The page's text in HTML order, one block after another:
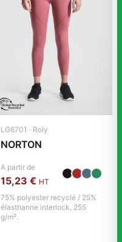
LG6701 · Roly
NORTON
A partir de
15,23 € HT
75% polyester recyclé / 25%
élasthanne interlock, 255
g/m².